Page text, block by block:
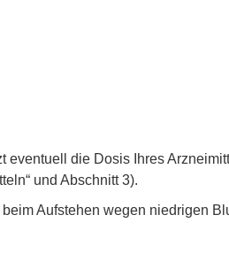
eventuell die Dosis Ihres
und Abschnitt 3).
Aufstehen wegen niedrigen